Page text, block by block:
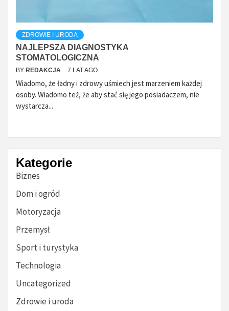
ZDROWIE I URODA
NAJLEPSZA DIAGNOSTYKA
STOMATOLOGICZNA
BY REDAKCJA 7 LAT AGO
Wiadomo, że ładny i zdrowy uśmiech jest marzeniem każdej
osoby. Wiadomo też, że aby stać się jego posiadaczem, nie
wystarcza...
Kategorie
Biznes
Dom i ogród
Motoryzacja
Przemysł
Sport i turystyka
Technologia
Uncategorized
Zdrowie i uroda